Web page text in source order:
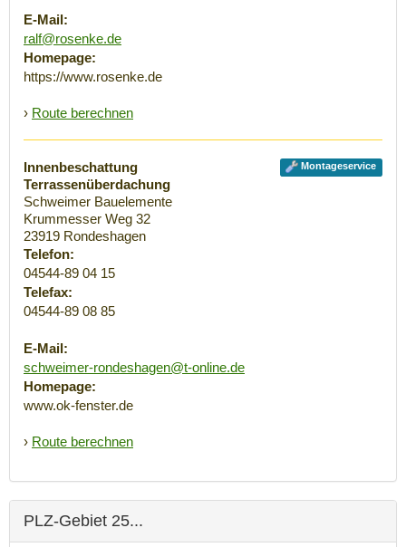
E-Mail:
ralf@rosenke.de
Homepage:
https://www.rosenke.de
› Route berechnen
Montageservice
Innenbeschattung
Terrassenüberdachung
Schweimer Bauelemente
Krummesser Weg 32
23919 Rondeshagen
Telefon:
04544-89 04 15
Telefax:
04544-89 08 85
E-Mail:
schweimer-rondeshagen@t-online.de
Homepage:
www.ok-fenster.de
› Route berechnen
PLZ-Gebiet 25...